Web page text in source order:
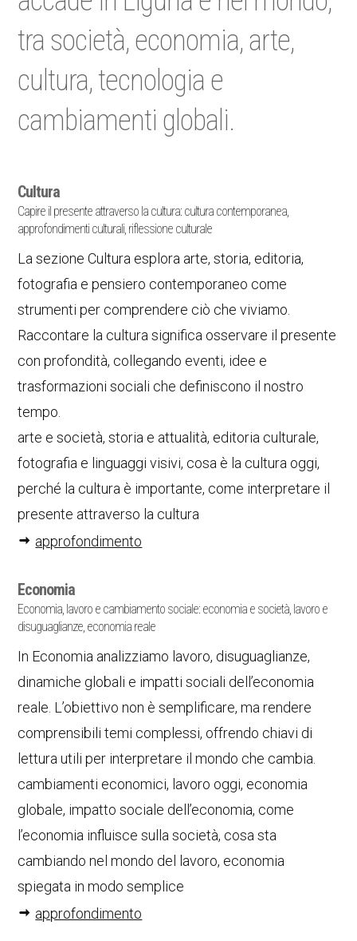
tra società, economia, arte,
cultura, tecnologia e
cambiamenti globali.
Cultura
Capire il presente attraverso la cultura: cultura contemporanea,
approfondimenti culturali, riflessione culturale
La sezione Cultura esplora arte, storia, editoria,
fotografia e pensiero contemporaneo come
strumenti per comprendere ciò che viviamo.
Raccontare la cultura significa osservare il presente
con profondità, collegando eventi, idee e
trasformazioni sociali che definiscono il nostro
tempo.
arte e società, storia e attualità, editoria culturale,
fotografia e linguaggi visivi, cosa è la cultura oggi,
perché la cultura è importante, come interpretare il
presente attraverso la cultura
approfondimento
Economia
Economia, lavoro e cambiamento sociale: economia e società, lavoro e
disuguaglianze, economia reale
In Economia analizziamo lavoro, disuguaglianze,
dinamiche globali e impatti sociali dell’economia
reale. L’obiettivo non è semplificare, ma rendere
comprensibili temi complessi, offrendo chiavi di
lettura utili per interpretare il mondo che cambia.
cambiamenti economici, lavoro oggi, economia
globale, impatto sociale dell’economia, come
l’economia influisce sulla società, cosa sta
cambiando nel mondo del lavoro, economia
spiegata in modo semplice
approfondimento